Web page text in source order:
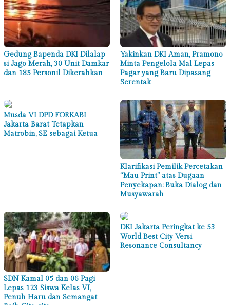
Gedung Bapenda DKI Dilalap
si Jago Merah, 30 Unit Damkar
dan 185 Personil Dikerahkan
Yakinkan DKI Aman, Pramono
Minta Pengelola Mal Lepas
Pagar yang Baru Dipasang
Serentak
Musda VI DPD FORKABI
Jakarta Barat Tetapkan
Matrobin, SE sebagai Ketua
Klarifikasi Pemilik Percetakan
“Mau Print” atas Dugaan
Penyekapan: Buka Dialog dan
Musyawarah
SDN Kamal 05 dan 06 Pagi
Lepas 123 Siswa Kelas VI,
Penuh Haru dan Semangat
DKI Jakarta Peringkat ke 53
World Best City Versi
Resonance Consultancy